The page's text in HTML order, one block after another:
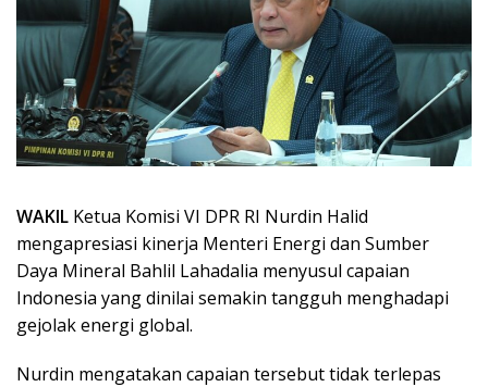
WAKIL Ketua Komisi VI DPR RI Nurdin Halid
mengapresiasi kinerja Menteri Energi dan Sumber
Daya Mineral Bahlil Lahadalia menyusul capaian
Indonesia yang dinilai semakin tangguh menghadapi
gejolak energi global.
Nurdin mengatakan capaian tersebut tidak terlepas